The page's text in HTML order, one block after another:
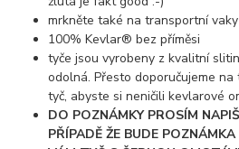
mrkněte také na transportní vaky
100% Kevlar® bez příměsi
tyče jsou vyrobeny z kvalitní
odolná. Přesto doporučujeme
tyč, abyste si neničili kevlarové
DO POZNÁMKY PROSÍM
PŘÍPADĚ ŽE BUDE